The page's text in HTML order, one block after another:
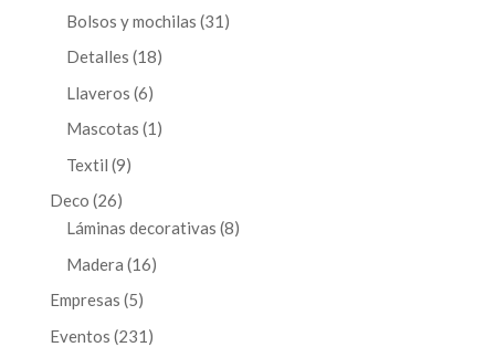
producto
Bolsos y mochilas 31 31
Detalles 1818
Llaveros 66
productos
Mascotas 1 1
Textil 99
Deco 2626
productos
Láminas decorativas 88
Madera 1616
Empresas 55
productos
Eventos 231 231